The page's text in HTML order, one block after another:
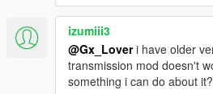
izumiii3
@Gx_Loveri have older
transmission mod doesn't
something i can do about it?